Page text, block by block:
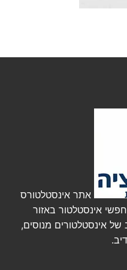
אתר אינסטלטורס
אינסטלטור באזור
של אינסטלטורים מנוסים,